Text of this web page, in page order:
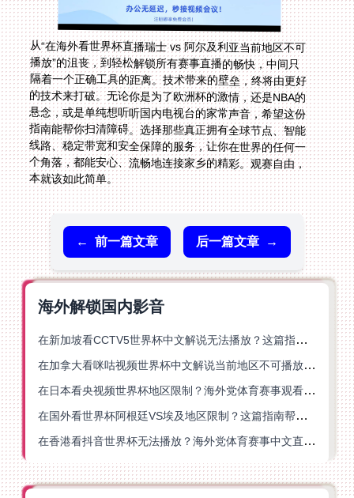
从“在海外看世界杯直播瑞士 vs 阿尔及利亚当前地区不可
播放”的沮丧，到轻松解锁所有赛事直播的畅快，中间只
隔着一个正确工具的距离。技术带来的壁垒，终将由更好
的技术来打破。无论你是为了欧洲杯的激情，还是NBA的
悬念，或是单纯想听听国内电视台的家常声音，希望这份
指南能帮你扫清障碍。选择那些真正拥有全球节点、智能
线路、稳定带宽和安全保障的服务，让你在世界的任何一
个角落，都能安心、流畅地连接家乡的精彩。观赛自由，
本就该如此简单。
← 前一篇文章 后一篇文章 →
海外解锁国内影音
在新加坡看CCTV5世界杯中文解说无法播放？这篇指南帮你解锁海外体育直播自由
在加拿大看咪咕视频世界杯中文解说当前地区不可播放？这篇指南帮你一键解决
在日本看央视频世界杯地区限制？海外党体育赛事观看终极指南
在国外看世界杯阿根廷VS埃及地区限制？这篇指南帮你搞定中文直播+解说
在香港看抖音世界杯无法播放？海外党体育赛事中文直播终极指南